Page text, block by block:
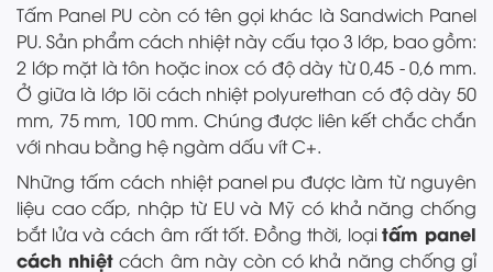
Tấm Panel PU còn có tên gọi khác là Sandwich Panel
PU. Sản phẩm cách nhiệt này cấu tạo 3 lớp, bao gồm:
2 lớp mặt là tôn hoặc inox có độ dày từ 0,45 - 0,6 mm.
Ở giữa là lớp lõi cách nhiệt polyurethan có độ dày 50
mm, 75 mm, 100 mm. Chúng được liên kết chắc chắn
với nhau bằng hệ ngàm dấu vít C+.
Những tấm cách nhiệt panel pu được làm từ nguyên
liệu cao cấp, nhập từ EU và Mỹ có khả năng chống
bắt lửa và cách âm rất tốt. Đồng thời, loạitấm panel
cách nhiệt cách âm này còn có khả năng chống gỉ